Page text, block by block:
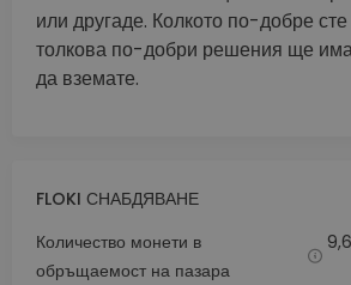
или другаде. Колкото по-добре
толкова по-добри решения ще
да вземате.
FLOKI СНАБДЯВАНЕ
Количество монети в
обръщаемост на пазара